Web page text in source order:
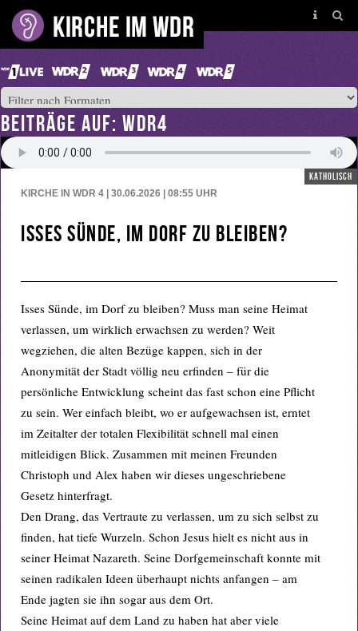
BEITRÄGE AUF: WDR4
katholisch
KIRCHE IN WDR 4 | 30.06.2026 | 08:55 UHR
Isses Sünde, im Dorf zu bleiben?
Isses Sünde, im Dorf zu bleiben? Muss man seine Heimat
verlassen, um wirklich erwachsen zu werden? Weit
wegziehen, die alten Bezüge kappen, sich in der
Anonymität der Stadt völlig neu erfinden – für die
persönliche Entwicklung scheint das fast schon eine Pflicht
zu sein. Wer einfach bleibt, wo er aufgewachsen ist, erntet
im Zeitalter der totalen Flexibilität schnell mal einen
mitleidigen Blick. Zusammen mit meinen Freunden
Christoph und Alex haben wir dieses ungeschriebene
Gesetz hinterfragt.
Den Drang, das Vertraute zu verlassen, um zu sich selbst zu
finden, hat tiefe Wurzeln. Schon Jesus hielt es nicht aus in
seiner Heimat Nazareth. Seine Dorfgemeinschaft konnte mit
seinen radikalen Ideen überhaupt nichts anfangen – am
Ende jagten sie ihn sogar aus dem Ort.
Seine Heimat auf dem Land zu haben hat aber viele